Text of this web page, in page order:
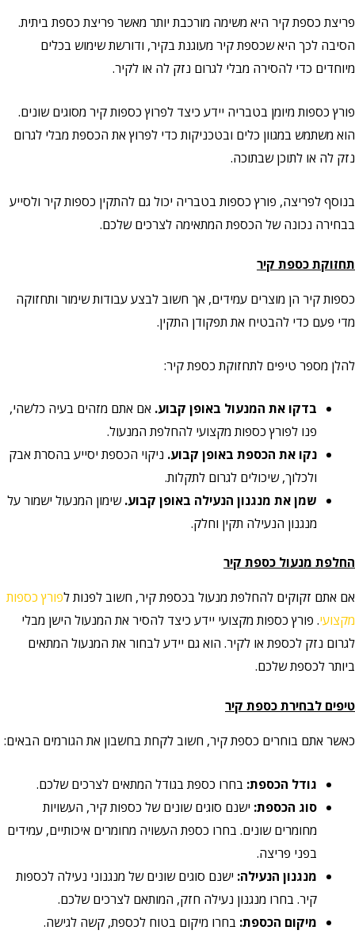
פריצת כספת קיר היא משימה מורכבת יותר מאשר פריצת כספת ביתית.
הסיבה לכך היא שכספת קיר מעוגנת בקיר, ודורשת שימוש בכלים
מיוחדים כדי להסירה מבלי לגרום נזק לה או לקיר.
פורץ כספות מיומן בטבריה יידע כיצד לפרוץ כספות קיר מסוגים שונים.
הוא משתמש במגוון כלים ובטכניקות כדי לפרוץ את הכספת מבלי לגרום
נזק לה או לתוכן שבתוכה.
בנוסף לפריצה, פורץ כספות בטבריה יכול גם להתקין כספות קיר ולסייע
בבחירה נכונה של הכספת המתאימה לצרכים שלכם.
תחזוקת כספת קיר
כספות קיר הן מוצרים עמידים, אך חשוב לבצע עבודות שימור ותחזוקה
מדי פעם כדי להבטיח את תפקודן התקין.
להלן מספר טיפים לתחזוקת כספת קיר:
בדקו את המנעול באופן קבוע. אם אתם מזהים בעיה כלשהי,
פנו לפורץ כספות מקצועי להחלפת המנעול.
נקו את הכספת באופן קבוע. ניקוי הכספת יסייע בהסרת אבק
ולכלוך, שיכולים לגרום לתקלות.
שמן את מנגנון הנעילה באופן קבוע.שימון המנעול ישמור על
מנגנון הנעילה תקין וחלק.
החלפת מנעול כספת קיר
אם אתם זקוקים להחלפת מנעול בכספת קיר, חשוב לפנות לפורץ כספות
מקצועי. פורץ כספות מקצועי יידע כיצד להסיר את המנעול הישן מבלי
לגרום נזק לכספת או לקיר. הוא גם יידע לבחור את המנעול המתאים
ביותר לכספת שלכם.
טיפים לבחירת כספת קיר
כאשר אתם בוחרים כספת קיר, חשוב לקחת בחשבון את הגורמים הבאים:
גודל הכספת: בחרו כספת בגודל המתאים לצרכים שלכם.
סוג הכספת: ישנם סוגים שונים של כספות קיר, העשויות
מחומרים שונים. בחרו כספת העשויה מחומרים איכותיים, עמידים
בפני פריצה.
מנגנון הנעילה: ישנם סוגים שונים של מנגנוני נעילה לכספות
קיר. בחרו מנגנון נעילה חזק, המותאם לצרכים שלכם.
מיקום הכספת: בחרו מיקום בטוח לכספת, קשה לגישה.